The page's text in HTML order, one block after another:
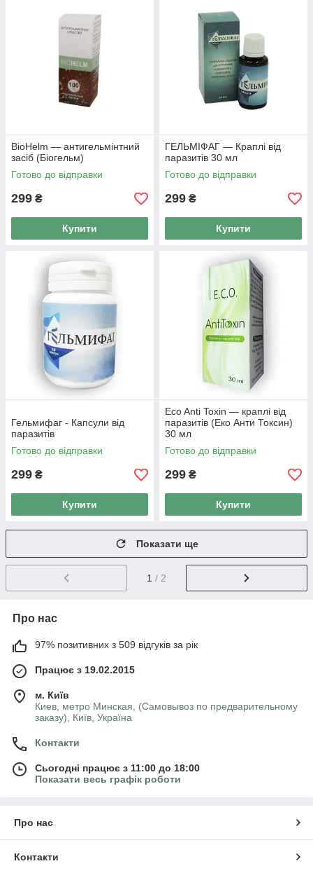
BioHelm — антигельмінтний
засіб (Біогельм)
Готово до відправки
299 ₴
Купити
ГЕЛЬМІФАГ — Краплі від
паразитів 30 мл
Готово до відправки
299 ₴
Купити
Гельмифаг - Капсули від
паразитів
Готово до відправки
299 ₴
Купити
Eco Anti Toxin — краплі від
паразитів (Еко Анти Токсин)
30 мл
Готово до відправки
299 ₴
Купити
Показати ще
1 / 2
Про нас
97% позитивних з 509 відгуків за рік
Працює з 19.02.2015
м. Київ
Киев, метро Минская, (Самовывоз по предварительному
заказу), Київ, Україна
Контакти
Сьогодні працює з 11:00 до 18:00
Показати весь графік роботи
Про нас
Контакти